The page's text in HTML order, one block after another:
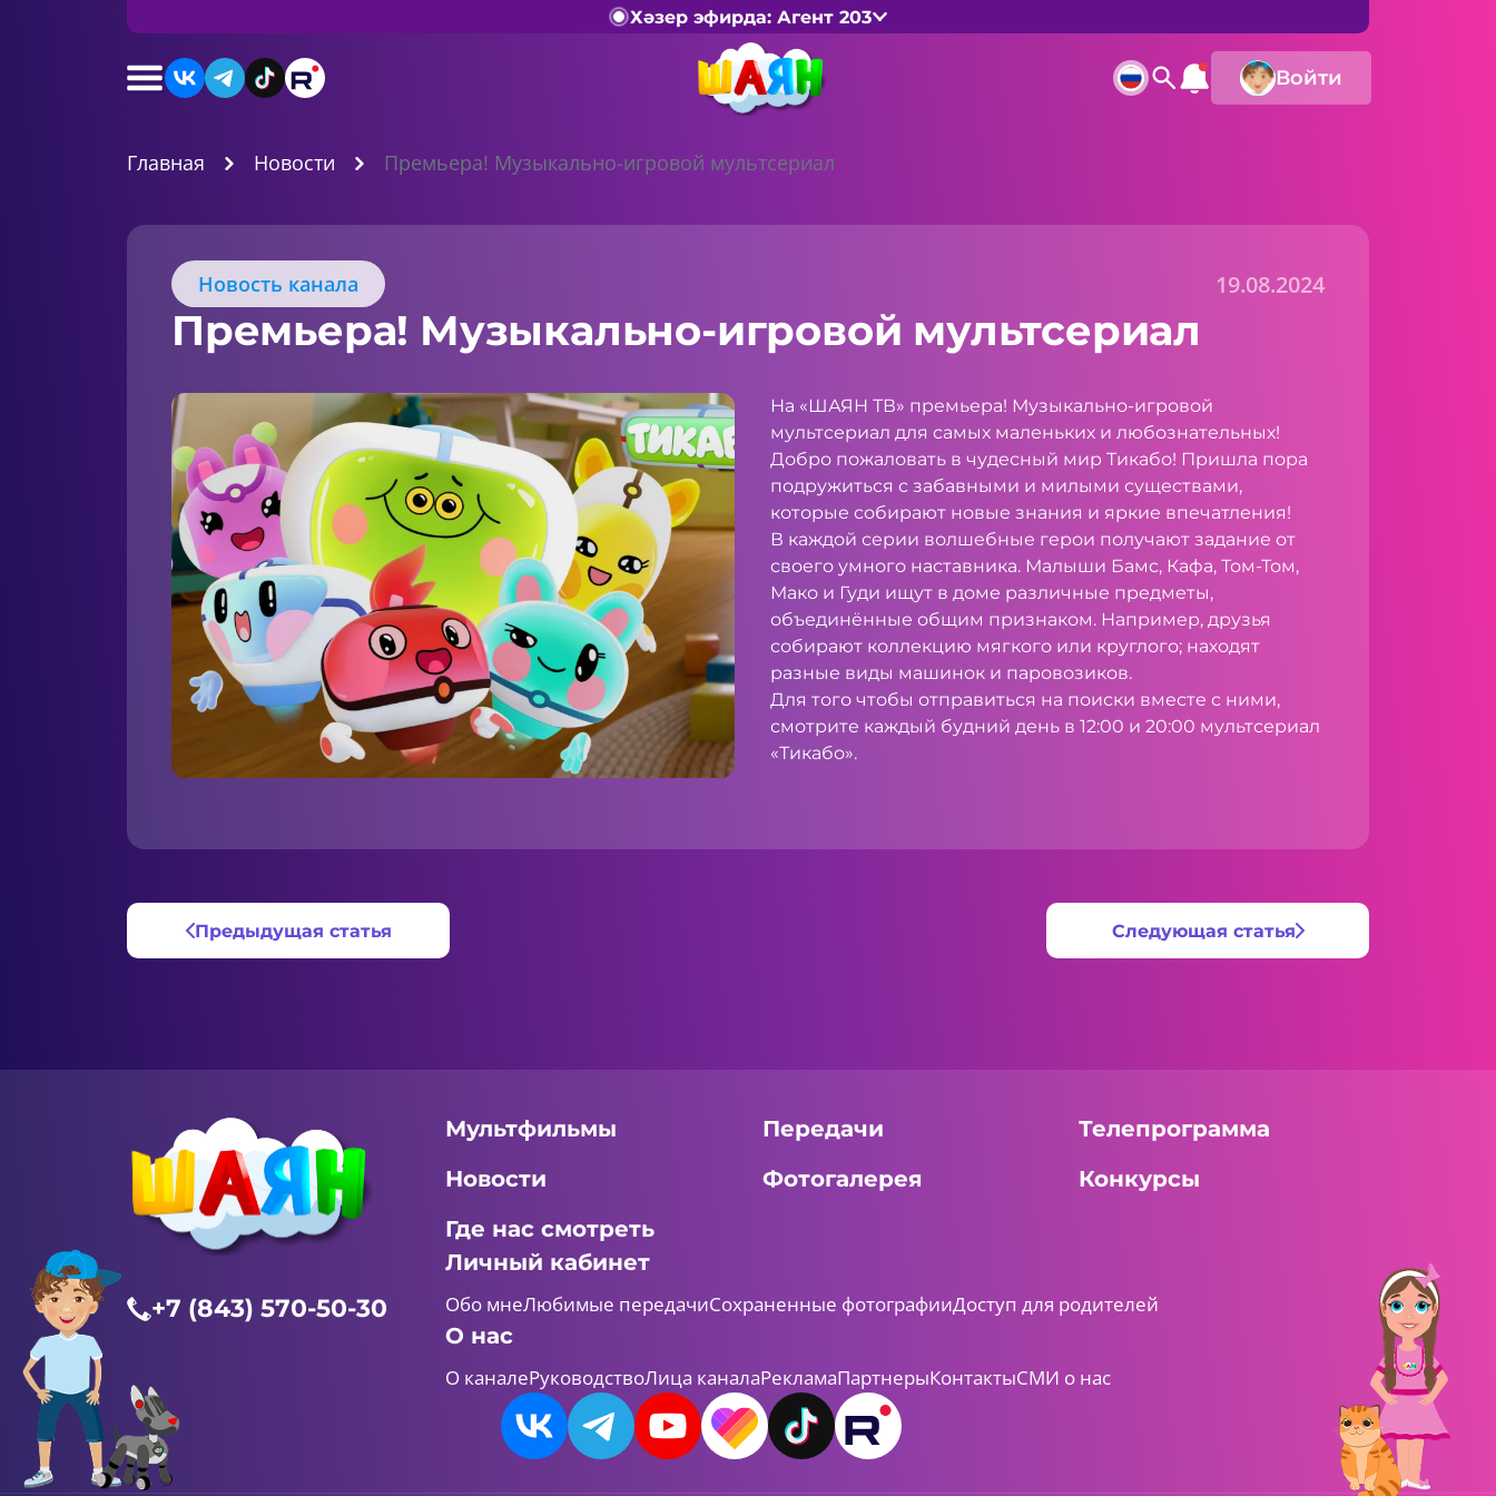
Хәзер эфирда: Агент 203
Войти
Главная Новости Премьера! Музыкально-игровой мультсериал
Новость канала 19.08.2024
Премьера! Музыкально-игровой мультсериал
На «ШАЯН ТВ» премьера! Музыкально-игровой
мультсериал для самых маленьких и любознательных!
Добро пожаловать в чудесный мир Тикабо! Пришла пора
подружиться с забавными и милыми существами,
которые собирают новые знания и яркие впечатления!
В каждой серии волшебные герои получают задание от
своего умного наставника. Малыши Бамс, Кафа, Том-Том,
Мако и Гуди ищут в доме различные предметы,
объединённые общим признаком. Например, друзья
собирают коллекцию мягкого или круглого; находят
разные виды машинок и паровозиков.
Для того чтобы отправиться на поиски вместе с ними,
смотрите каждый будний день в 12:00 и 20:00 мультсериал
«Тикабо».
Предыдущая статья Следующая статья
+7 (843) 570-50-30
Мультфильмы Передачи
Телепрограмма
Новости
Фотогалерея
Конкурсы
Где нас смотреть
Личный кабинет
Обо мнеЛюбимые передачиСохраненные фотографииДоступ для родителей
О нас
О каналеРуководствоЛица каналаРекламаПартнерыКонтактыСМИ о нас